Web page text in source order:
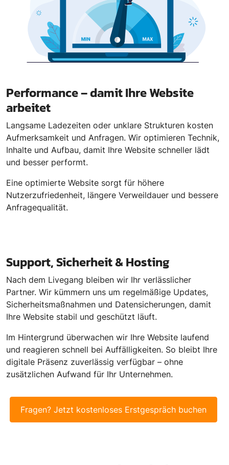
Performance – damit Ihre Website
arbeitet
Langsame Ladezeiten oder unklare Strukturen kosten
Aufmerksamkeit und Anfragen. Wir optimieren Technik,
Inhalte und Aufbau, damit Ihre Website schneller lädt
und besser performt.
Eine optimierte Website sorgt für höhere
Nutzerzufriedenheit, längere Verweildauer und bessere
Anfragequalität.
Support, Sicherheit & Hosting
Nach dem Livegang bleiben wir Ihr verlässlicher
Partner. Wir kümmern uns um regelmäßige Updates,
Sicherheitsmaßnahmen und Datensicherungen, damit
Ihre Website stabil und geschützt läuft.
Im Hintergrund überwachen wir Ihre Website laufend
und reagieren schnell bei Auffälligkeiten. So bleibt Ihre
digitale Präsenz zuverlässig verfügbar – ohne
zusätzlichen Aufwand für Ihr Unternehmen.
Fragen? Jetzt kostenloses Erstgespräch buchen